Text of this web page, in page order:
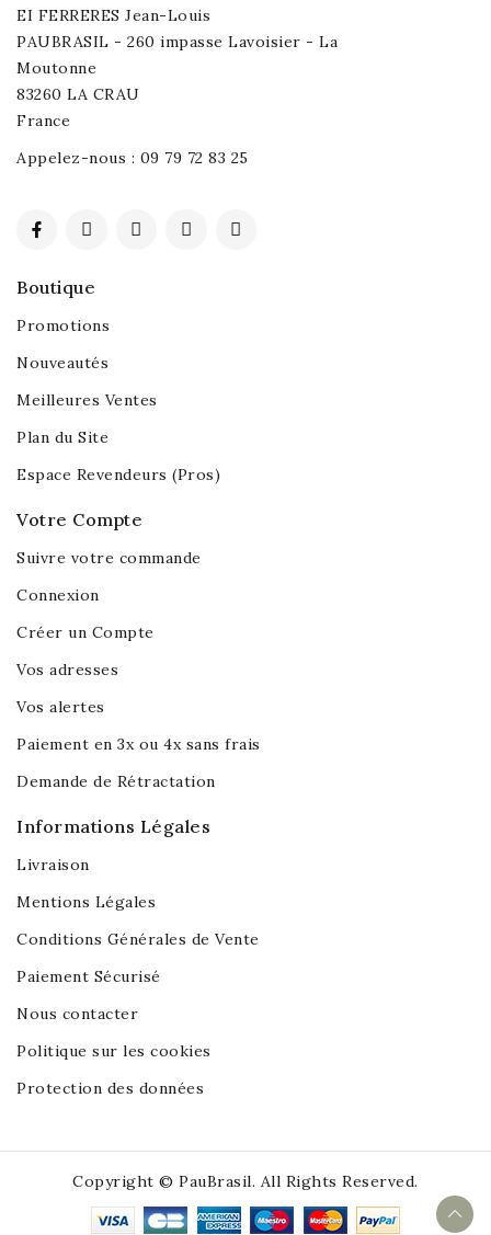
EI FERRERES Jean-Louis
PAUBRASIL - 260 impasse Lavoisier - La
Moutonne
83260 LA CRAU
France
Appelez-nous : 09 79 72 83 25
Boutique
Promotions
Nouveautés
Meilleures Ventes
Plan du Site
Espace Revendeurs (Pros)
Votre Compte
Suivre votre commande
Connexion
Créer un Compte
Vos adresses
Vos alertes
Paiement en 3x ou 4x sans frais
Demande de Rétractation
Informations Légales
Livraison
Mentions Légales
Conditions Générales de Vente
Paiement Sécurisé
Nous contacter
Politique sur les cookies
Protection des données
Copyright © PauBrasil. All Rights Reserved.